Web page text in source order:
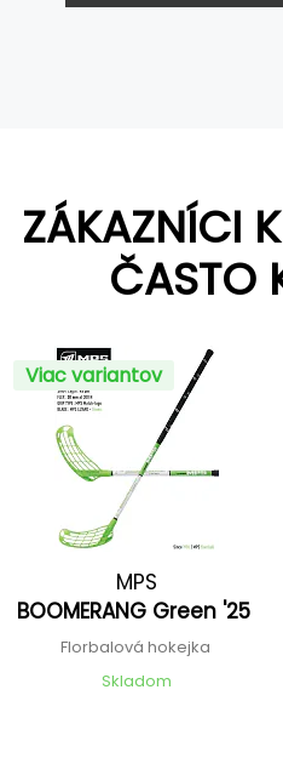
ZÁKAZNÍCI
ČASTO
Viac variantov
MPS
BOOMERANG Green '25
Florbalová hokejka
Skladom